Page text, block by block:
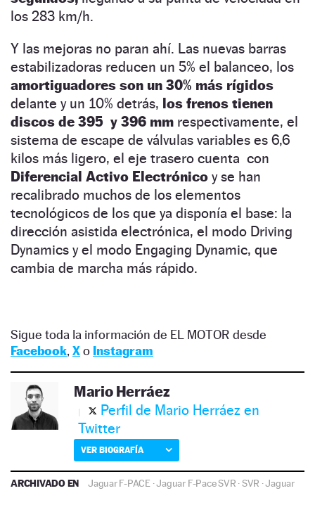
los 283 km/h.
Y las mejoras no paran ahí. Las nuevas barras
estabilizadoras reducen un 5% el balanceo, los
amortiguadores son un 30% más rígidos
delante y un 10% detrás, los frenos tienen
discos de 395 y 396 mm respectivamente, el
sistema de escape de válvulas variables es 6,6
kilos más ligero, el eje trasero cuenta con
Diferencial Activo Electrónico y se han
recalibrado muchos de los elementos
tecnológicos de los que ya disponía el base: la
dirección asistida electrónica, el modo Driving
Dynamics y el modo Engaging Dynamic, que
cambia de marcha más rápido.
Sigue toda la información de EL MOTOR desde
Facebook, Xo Instagram
Mario Herráez
Perfil de Mario Herráez en
Twitter
VER BIOGRAFÍA
ARCHIVADO EN Jaguar F-PACE ·Jaguar F-Pace SVR ·SVR ·Jaguar